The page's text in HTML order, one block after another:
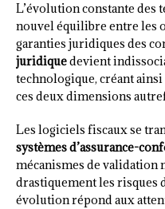
L’évolution constante des
nouvel équilibre entre les
garanties juridiques des
juridiquedevient
technologique, créant
ces deux dimensions
Les logiciels fiscaux se
systèmes d’assurance-
mécanismes de
drastiquement les risques
évolution répond aux